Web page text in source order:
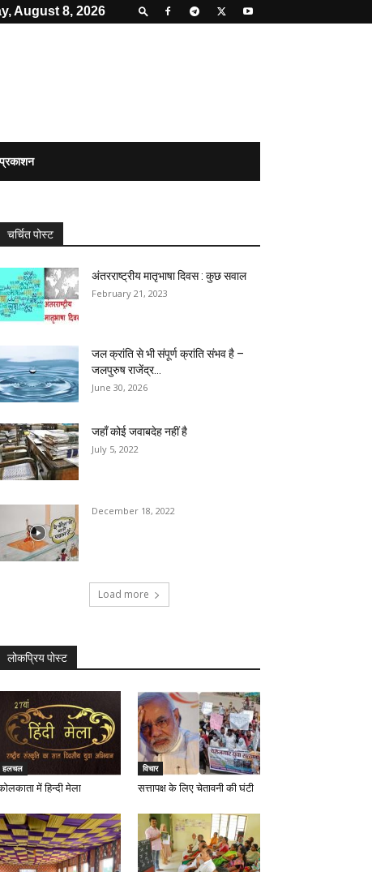
August 8, 2026
चर्चित पोस्ट
अंतरराष्ट्रीय मातृभाषा दिवस : कुछ सवाल
February 21, 2023
जल क्रांति से भी संपूर्ण क्रांति संभव है –
जलपुरुष राजेंद्र...
June 30, 2026
जहाँ कोई जवाबदेह नहीं है
July 5, 2022
December 18, 2022
Load more
लोकप्रिय पोस्ट
हलचल
में हिन्दी मेला
विचार
सत्तापक्ष के लिए चेतावनी की घंटी